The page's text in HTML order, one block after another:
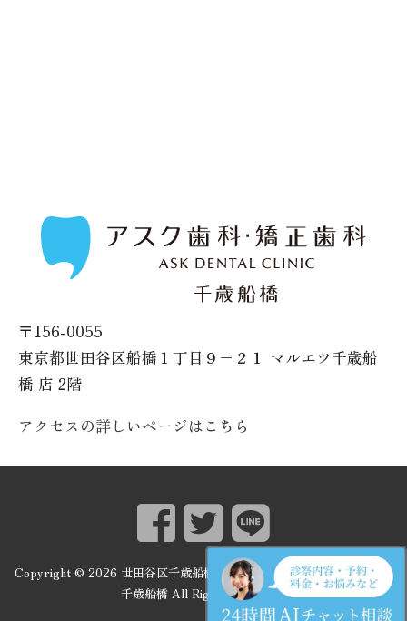
〒156-0055
東京都世田谷区船橋１丁目９−２１ マルエツ千歳船
橋 店 2階
アクセスの詳しいページはこちら
Copyright © 2026 世田谷区千歳船橋の歯医者｜アスク歯科・矯正歯科
千歳船橋 All Rights Reserved.